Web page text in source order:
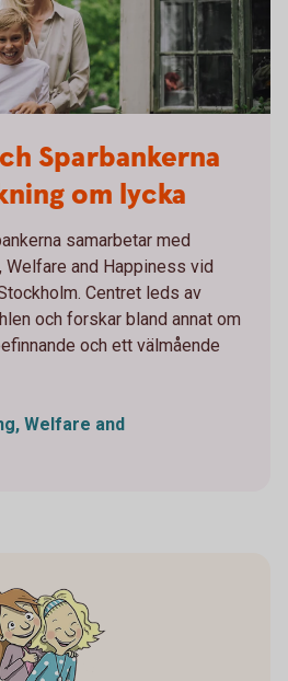
Sparbankerna
om lycka
samarbetar med
Welfare and Happiness vid
Centret leds av
och forskar bland annat om
och ett välmående
Welfare and